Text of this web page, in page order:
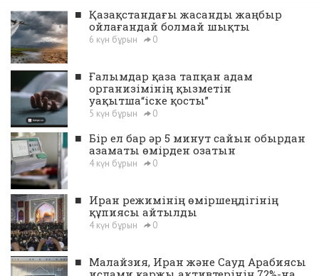
■ Қазақстандағы жасанды жаңбыр
ойлағандай болмай шықты
6 күн бұрын 0
■ Ғалымдар қаза тапқан адам
организімінің қызметін
уақытша“іске қосты”
5 күн бұрын 0
■ Бір ел бар әр 5 минут сайын обырдан
азаматы өмірден озатын
4 күн бұрын 0
■ Иран режимінің өміршеңдігінің
құпиясы айтылды
4 күн бұрын 0
■ Малайзия, Иран және Сауд Арабиясы